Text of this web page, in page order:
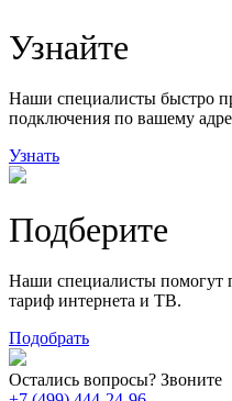
29
Узнайте
Наши специалисты быстро
подключения по вашему
Узнать
Подберите
Наши специалисты помогут
тариф интернета и ТВ.
Подобрать
Остались вопросы? Звоните